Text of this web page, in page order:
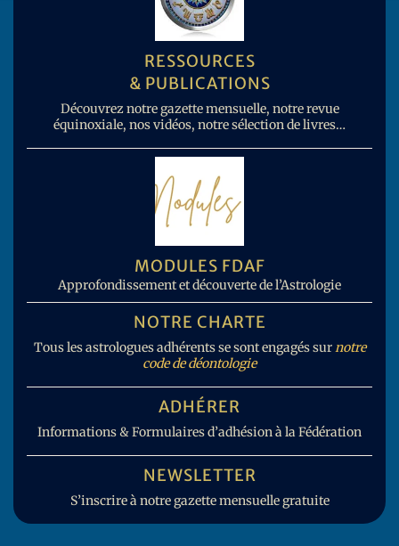
RESSOURCES
& PUBLICATIONS
Découvrez notre gazette mensuelle, notre revue
équinoxiale, nos vidéos, notre sélection de livres…
MODULES FDAF
Approfondissement et découverte de l’Astrologie
NOTRE CHARTE
Tous les astrologues adhérents se sont engagés surnotre
code de déontologie
ADHÉRER
Informations & Formulaires d’adhésion à la Fédération
NEWSLETTER
S’inscrire à notre gazette mensuelle gratuite